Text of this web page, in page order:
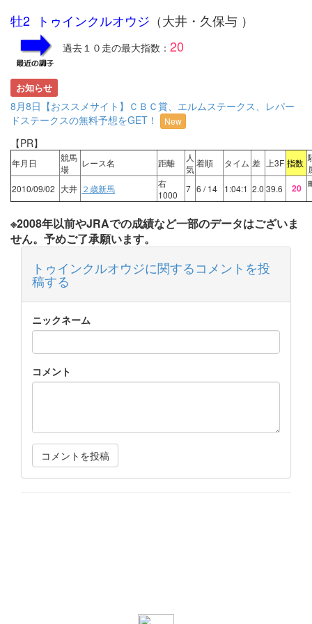
牡2 トゥインクルオウジ （大井・久保与 ）
過去１０走の最大指数： 20
お知らせ
8月8日【おススメサイト】ＣＢＣ賞、エルムステークス、レパー
ドステークスの無料予想をGET！
New
【PR】
年月日
競馬
場
レース名 距離
人
気
着順 タイム 差 上3F 指数
2010/09/02 大井 ２歳新馬
右
1000
7 6 / 14 1:04:1 2.0 39.6 20
※2008年以前やJRAでの成績など一部のデータはございま
せん。予めご了承願います。
トゥインクルオウジに関するコメントを投
稿する
ニックネーム
コメント